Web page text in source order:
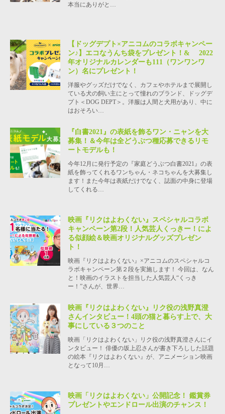
本当にありがと…
【ドッグデプト×アニコムのコラボキャンペー
ン♪】エコなうんち袋をプレゼント！& 2022
年オリジナルカレンダーも111（ワンワンワ
ン）名にプレゼント！
洋服やグッズだけでなく、カフェやホテルまで展開し
ている犬の飼い主にとって憧れのブランド、ドッグデ
プト＜DOG DEPT＞。洋服は人間と犬用があり、中に
はおそろい…
『白書2021』の表紙を飾るワン・ニャンを大
募集！＆今年は全どうぶつ種応募できるリモ
ートモデルも！
今年12月に発行予定の『家庭どうぶつ白書2021』の表
紙を飾ってくれるワンちゃん・ネコちゃんを大募集し
ます！また今年は表紙だけでなく、誌面の中身に登場
してくれる…
映画『リクはよわくない』スペシャルコラボ
キャンペーン第2段！人気芸人くっきー！によ
る似顔絵＆映画オリジナルグッズプレゼン
ト！
映画『リクはよわくない』×アニコムのスペシャルコ
ラボキャンペーン第２段を実施します！ 今回は、なん
と！映画のイラストを担当した人気芸人“くっき
ー！”さんが、世界…
映画『リクはよわくない』リク役の浅野真澄
さんインタビュー！4頭の猫と暮らす上で、大
事にしている３つのこと
映画「リクはよわくない」リク役の浅野真澄さんにイ
ンタビュー！ 俳優の坂上忍さんが書き下ろしした話題
の絵本『リクはよわくない』が、アニメーション映画
となって10月…
映画「リクはよわくない」公開記念！ 鑑賞券
プレゼントやエンドロール出演のチャンス！